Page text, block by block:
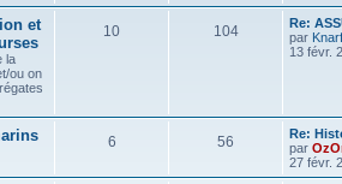
et
la
ou on
10 104
Re:
par
13 févr.
6 56
Re:
par
27 févr.